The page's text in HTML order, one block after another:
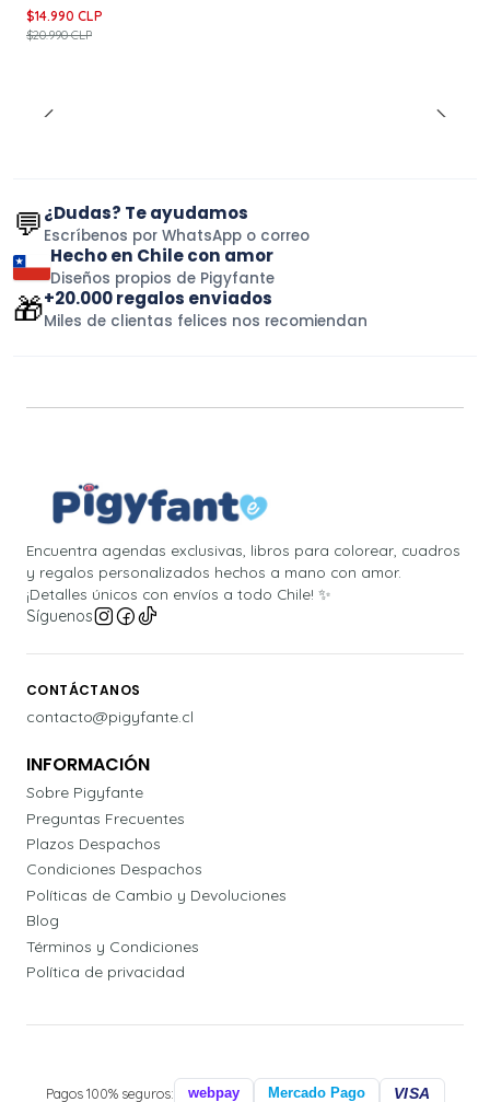
$14.990 CLP
$20.990 CLP
💬¿Dudas? Te ayudamos
Escríbenos por WhatsApp o correo
Hecho en Chile con amor
Diseños propios de Pigyfante
🎁+20.000 regalos enviados
Miles de clientas felices nos recomiendan
Encuentra agendas exclusivas, libros para colorear, cuadros
y regalos personalizados hechos a mano con amor.
¡Detalles únicos con envíos a todo Chile! ✨
Síguenos
CONTÁCTANOS
contacto@pigyfante.cl
INFORMACIÓN
Sobre Pigyfante
Preguntas Frecuentes
Plazos Despachos
Condiciones Despachos
Políticas de Cambio y Devoluciones
Blog
Términos y Condiciones
Política de privacidad
Pagos 100% seguros: webpay Mercado Pago VISA